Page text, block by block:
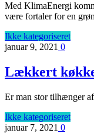
Med KlimaEnergi
være fortaler for en
Ikke kategoriseret
januar 9, 2021 0
Lækkert
Er man stor tilhænger
Ikke kategoriseret
januar 7, 2021 0